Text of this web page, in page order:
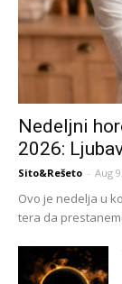
Nedeljni
2026:
Sito&Rešeto - Aug
Ovo je nedelja u
tera da